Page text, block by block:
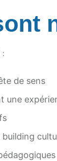
:
de sens
une